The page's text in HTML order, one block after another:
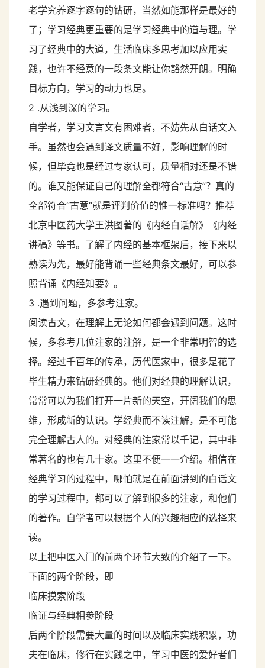
老学究养逐字逐句的钻研，当然如能那样是最好的
了；学习经典更重要的是学习经典中的道与理。学
习了经典中的大道，生活临床多思考加以应用实
践，也许不经意的一段条文能让你豁然开朗。明确
目标方向，学习的动力也足。
2 .从浅到深的学习。
自学者，学习文言文有困难者，不妨先从白话文入
手。虽然也会遇到译文质量不好，影响理解的时
候，但毕竟也是经过专家认可，质量相对还是不错
的。谁又能保证自己的理解全都符合“古意”？真的
全部符合“古意”就是评判价值的惟一标准吗？推荐
北京中医药大学王洪图著的《内经白话解》《内经
讲稿》等书。了解了内经的基本框架后，接下来以
熟读为先，最好能背诵一些经典条文最好，可以参
照背诵《内经知要》。
3 .遇到问题，多参考注家。
阅读古文，在理解上无论如何都会遇到问题。这时
候，多参考几位注家的注解，是一个非常明智的选
择。经过千百年的传承，历代医家中，很多是花了
毕生精力来钻研经典的。他们对经典的理解认识，
常常可以为我们打开一片新的天空，开阔我们的思
维，形成新的认识。学经典而不读注解，是不可能
完全理解古人的。对经典的注家常以千记，其中非
常著名的也有几十家。这里不便一一介绍。相信在
经典学习的过程中，哪怕就是在前面讲到的白话文
的学习过程中，都可以了解到很多的注家，和他们
的著作。自学者可以根据个人的兴趣相应的选择来
读。
以上把中医入门的前两个环节大致的介绍了一下。
下面的两个阶段，即
临床摸索阶段
临证与经典相参阶段
后两个阶段需要大量的时间以及临床实践积累，功
夫在临床，修行在实践之中，学习中医的爱好者们